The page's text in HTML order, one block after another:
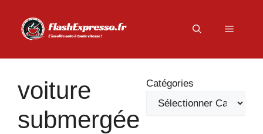
contenu
Menu
voiture
submergée
Catégories